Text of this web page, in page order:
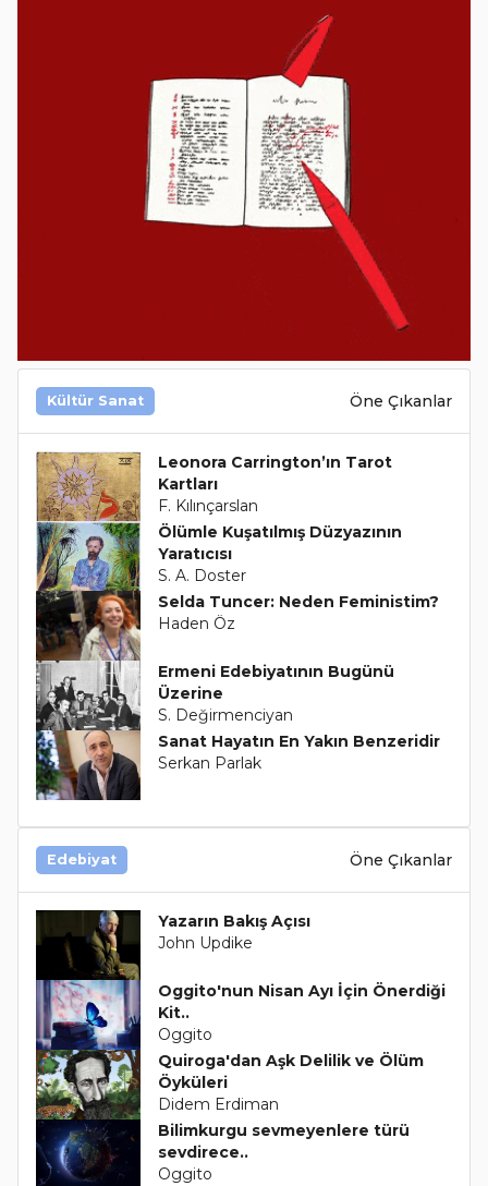
Kültür Sanat Öne Çıkanlar
Leonora Carrington’ın Tarot
Kartları
F. Kılınçarslan
Ölümle Kuşatılmış Düzyazının
Yaratıcısı
S. A. Doster
Selda Tuncer: Neden Feministim?
Haden Öz
Ermeni Edebiyatının Bugünü
Üzerine
S. Değirmenciyan
Sanat Hayatın En Yakın Benzeridir
Serkan Parlak
Edebiyat Öne Çıkanlar
Yazarın Bakış Açısı
John Updike
Oggito'nun Nisan Ayı İçin Önerdiği
Kit..
Oggito
Quiroga'dan Aşk Delilik ve Ölüm
Öyküleri
Didem Erdiman
Bilimkurgu sevmeyenlere türü
sevdirece..
Oggito